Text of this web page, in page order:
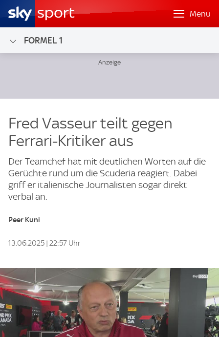
Menü
FORMEL 1
Fred Vasseur teilt gegen
Ferrari-Kritiker aus
Der Teamchef hat mit deutlichen Worten auf die
Gerüchte rund um die Scuderia reagiert. Dabei
griff er italienische Journalisten sogar direkt
verbal an.
Peer Kuni
13.06.2025 | 22:57 Uhr